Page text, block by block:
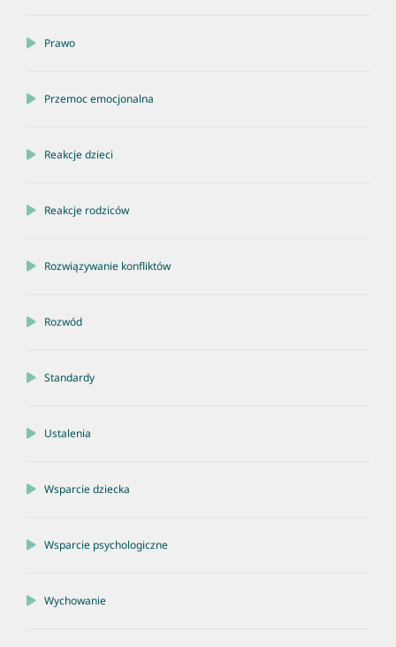
Prawo
Przemoc emocjonalna
Reakcje dzieci
Reakcje rodziców
Rozwiązywanie konfliktów
Rozwód
Standardy
Ustalenia
Wsparcie dziecka
Wsparcie psychologiczne
Wychowanie